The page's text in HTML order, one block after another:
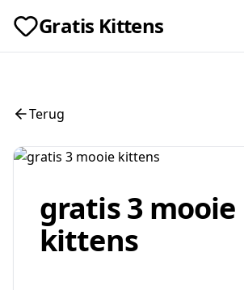
Gratis Kittens
Terug
gratis 3 mooie
kittens